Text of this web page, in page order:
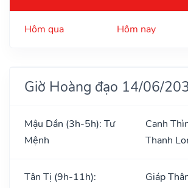
Hôm qua Hôm nay
Giờ Hoàng đạo 14/06/
Mậu Dần (3h-5h): Tư
Mệnh
Canh
Thanh
Tân Tị (9h-11h):
Giáp